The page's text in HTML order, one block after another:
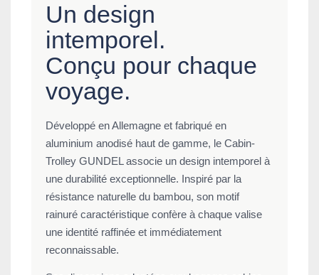
Un design
intemporel.
Conçu pour chaque
voyage.
Développé en Allemagne et fabriqué en
aluminium anodisé haut de gamme, le Cabin-
Trolley GUNDEL associe un design intemporel à
une durabilité exceptionnelle. Inspiré par la
résistance naturelle du bambou, son motif
rainuré caractéristique confère à chaque valise
une identité raffinée et immédiatement
reconnaissable.